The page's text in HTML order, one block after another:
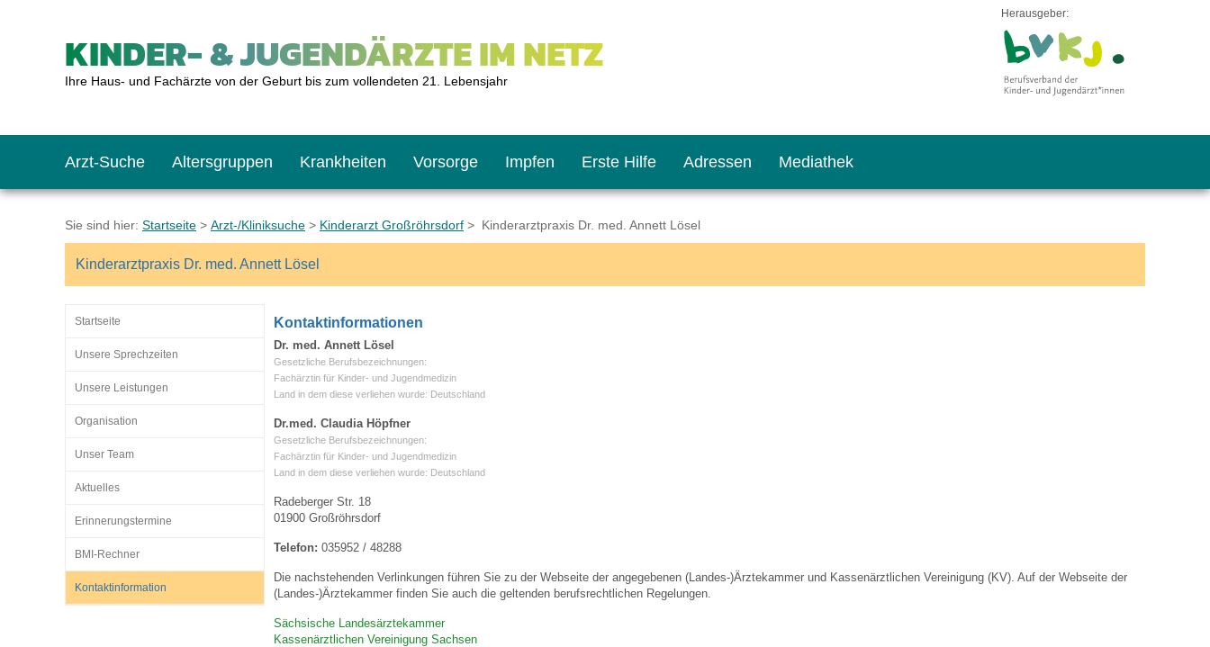
KINDER- & JUGENDÄRZTE IM NETZ
Ihre Haus- und Fachärzte von der Geburt bis zum vollendeten 21. Lebensjahr
Herausgeber:
Arzt-Suche Altersgruppen
Das erste Jahr
Schulkinder
Jugendliche
Krankheiten Vorsorge
Baby: U1 bis U6
Schulkind: U10 bis U11
Teenager: J1 bis J2
Impfen
Impfkalender
Was muss man beachten?
Impfreaktionen
Impfsicherheit
Häufige Fragen
Recht auf Impfung
Vorsorge- und Impferinnerung
Erste Hilfe
Notrufnummern
Hausapotheke
Sofortmaßnahmen
Notdienste
Adressen
Notdienste
Gesundheitsämter
Link-Tipps
Mediathek
BMI-Rechner
Blutdruckrechner
Wachstum-Rechner
Empfehlungen zum Bildschirmmediengebrauch
Hörlexikon
Material zu den Vorsorgen
Entwicklungskalender
Sie sind hier: Startseite > Arzt-/Kliniksuche > Kinderarzt Großröhrsdorf > Kinderarztpraxis Dr. med. Annett Lösel
Kinderarztpraxis Dr. med. Annett Lösel
Startseite
Unsere Sprechzeiten
Unsere Leistungen
Organisation
Unser Team
Aktuelles
Erinnerungstermine
BMI-Rechner
Kontaktinformation
Kontaktinformationen
Dr. med. Annett Lösel
Gesetzliche Berufsbezeichnungen:
Fachärztin für Kinder- und Jugendmedizin
Land in dem diese verliehen wurde: Deutschland
Dr.med. Claudia Höpfner
Gesetzliche Berufsbezeichnungen:
Fachärztin für Kinder- und Jugendmedizin
Land in dem diese verliehen wurde: Deutschland
Radeberger Str. 18
01900 Großröhrsdorf
Telefon: 035952 / 48288
Die nachstehenden Verlinkungen führen Sie zu der Webseite der angegebenen (Landes-)Ärztekammer und Kassenärztlichen Vereinigung (KV). Auf der Webseite der
(Landes-)Ärztekammer finden Sie auch die geltenden berufsrechtlichen Regelungen.
Sächsische Landesärztekammer
Kassenärztlichen Vereinigung Sachsen